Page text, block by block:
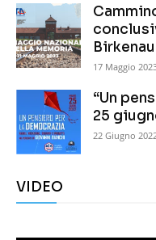
Birkenau
17 Maggio
“Un
25
22 Giugno
VIDEO